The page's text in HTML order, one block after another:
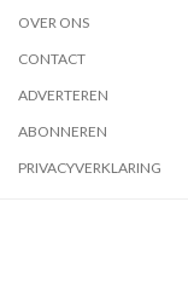
OVER ONS
CONTACT
ADVERTEREN
ABONNEREN
PRIVACYVERKLARING